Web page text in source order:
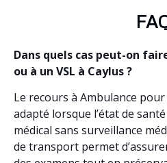
Dans quels cas peut-on
ou à un VSL à Caylus ?
Le recours à Ambulance pour
adapté lorsque l’état de
médical sans surveillance
de transport permet